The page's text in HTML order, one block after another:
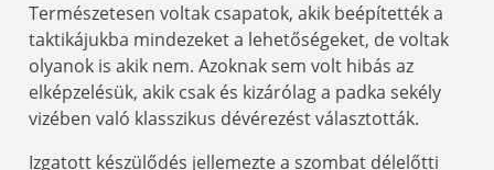
Természetesen voltak csapatok, akik beépítették a
taktikájukba mindezeket a lehetőségeket, de voltak
olyanok is akik nem. Azoknak sem volt hibás az
elképzelésük, akik csak és kizárólag a padka sekély
vizében való klasszikus dévérezést választották.
Izgatott készülődés jellemezte a szombat délelőtti